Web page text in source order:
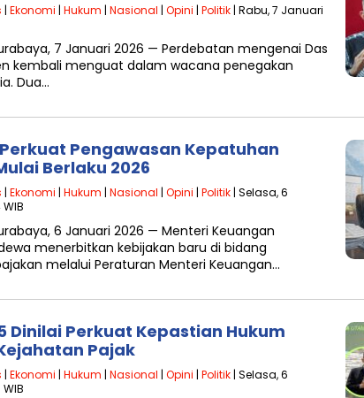
| Ekonomi | Hukum | Nasional | Opini | Politik | Rabu, 7 Januari
7 Januari 2026 — Perdebatan mengenai Das
kembali menguat dalam wacana penegakan
Dua…
Perkuat Pengawasan Kepatuhan
Berlaku 2026
| Ekonomi | Hukum | Nasional | Opini | Politik | Selasa, 6
6 Januari 2026 — Menteri Keuangan
menerbitkan kebijakan baru di bidang
melalui Peraturan Menteri Keuangan…
Dinilai Perkuat Kepastian Hukum
Pajak
| Ekonomi | Hukum | Nasional | Opini | Politik | Selasa, 6